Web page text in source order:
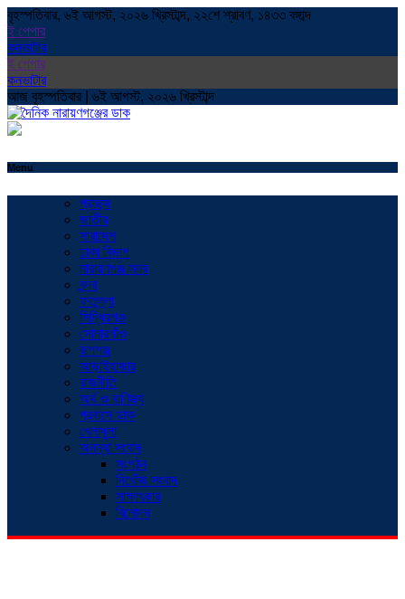
বৃহস্পতিবার, ৬ই আগস্ট, ২০২৬ খ্রিস্টাব্দ, ২২শে শ্রাবণ, ১৪৩৩ বঙ্গাব্দ
ই পেপার
কনভাটার
ই পেপার
কনভাটার
আজ বৃহস্পতিবার | ৬ই আগস্ট, ২০২৬ খ্রিস্টাব্দ
Menu
প্রচ্ছদ
জাতীয়
সারাদেশ
ঢাকা বিভাগ
নারায়ণগঞ্জ সদর
বন্দর
ফতুল্লা
সিদ্ধিরগঞ্জ
সোনারগাঁও
রূপগঞ্জ
আড়াইহাজার
রাজনীতি
অর্থ ও বাণিজ্য
প্রবাসে ডাক
খেলাধুলা
অনন্যা সংবাদ
সংগঠন
নিখোঁজ সংবাদ
সাক্ষাৎকার
বিনোদন